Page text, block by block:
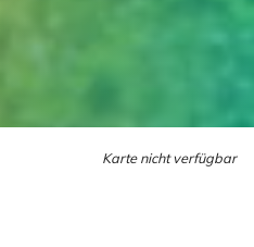
Karte nicht verfügbar